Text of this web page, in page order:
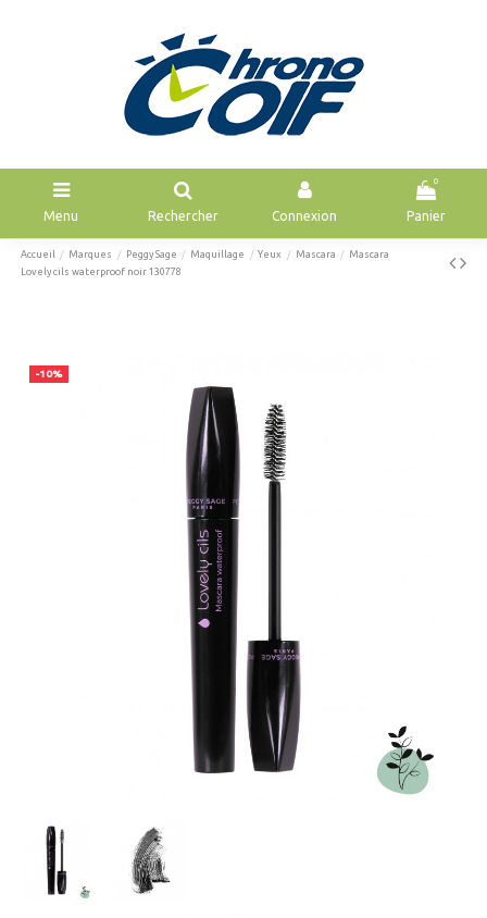
Menu Rechercher Connexion
0
Panier
Accueil Marques Peggy Sage Maquillage Yeux Mascara
Mascara
Lovely cils waterproof noir 130778
-10%